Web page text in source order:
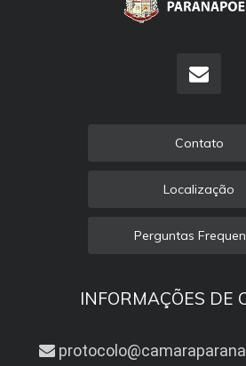
Contato
Localização
Perguntas
INFORMAÇÕES DE